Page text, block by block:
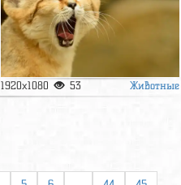
1920x1080 53 Животные